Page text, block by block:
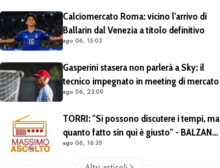
Calciomercato Roma: vicino l'arrivo di
Ballarin dal Venezia a titolo definitivo
ago 06, 15:03
Gasperini stasera non parlerà a Sky: il
tecnico impegnato in meeting di mercato
ago 06, 23:09
TORRI: "Si possono discutere i tempi, ma
quanto fatto sin qui è giusto" - BALZANI:
"Nonostante Castro e Molina il mercato
ad oggi è insufficiente"
ago 06, 16:35